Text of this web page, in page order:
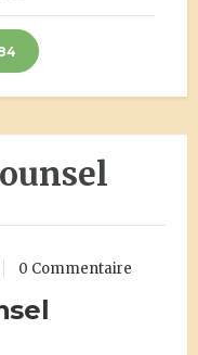
0 Commentaire